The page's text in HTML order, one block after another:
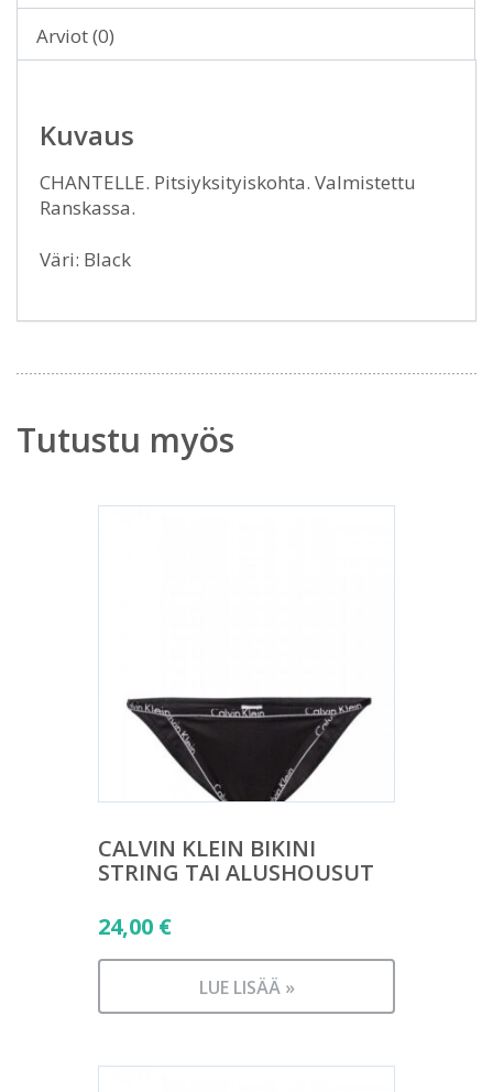
Arviot (0)
Kuvaus
CHANTELLE. Pitsiyksityiskohta. Valmistettu
Ranskassa.
Väri: Black
Tutustu myös
CALVIN KLEIN BIKINI
STRING TAI ALUSHOUSUT
24,00 €
LUE LISÄÄ »